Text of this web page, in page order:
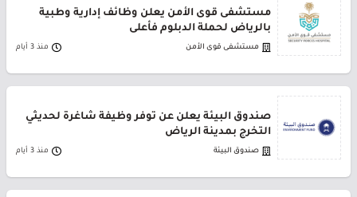
مستشفى قوى الأمن يعلن وظائف إدارية وطبية
بالرياض لحملة الدبلوم فأعلى
مستشفى قوى الأمن منذ 3 أيام
صندوق البيئة يعلن عن توفر وظيفة شاغرة لحديثي
التخرج بمدينة الرياض
صندوق البيئة منذ 3 أيام